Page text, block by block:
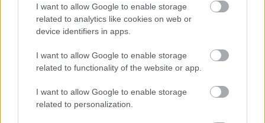
I want to allow Google to enable storage
related to analytics like cookies on web or
device identifiers in apps.
I want to allow Google to enable storage
related to functionality of the website or app.
I want to allow Google to enable storage
related to personalization.